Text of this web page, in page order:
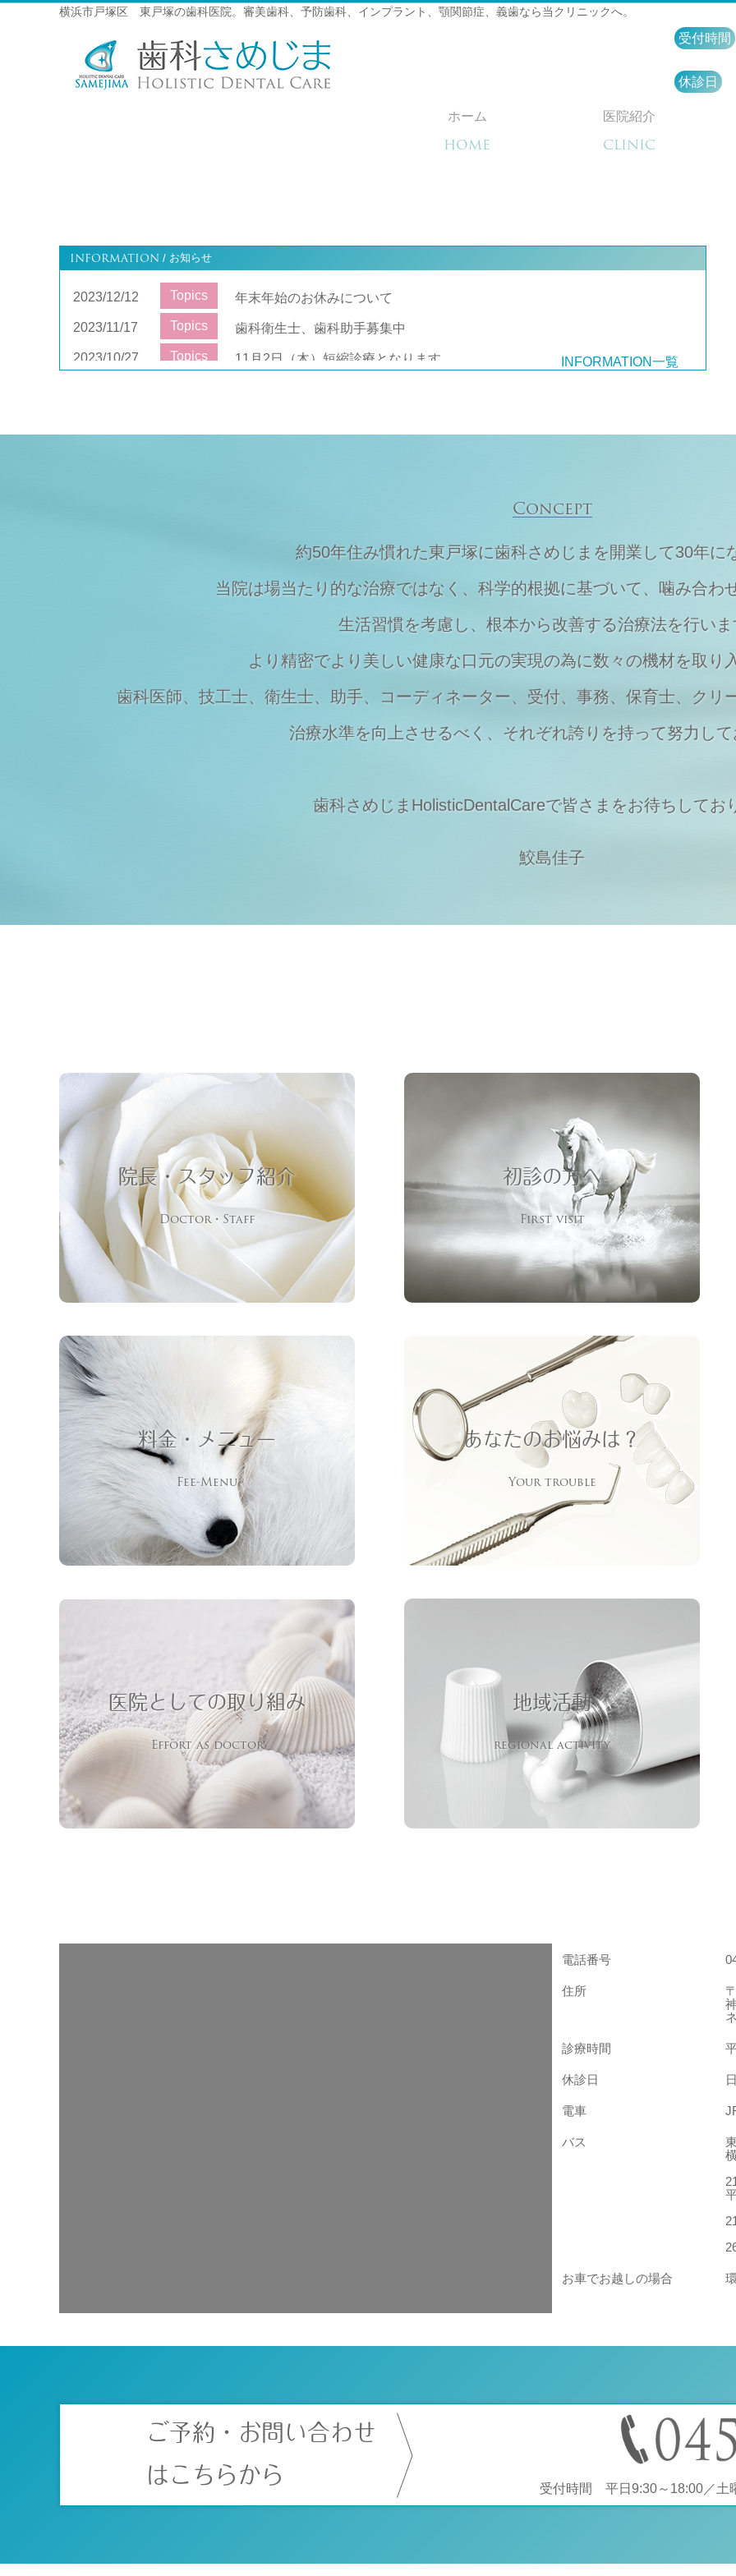
横浜市戸塚区 東戸塚の歯科医院。審美歯科、予防歯科、インプラント、顎関節症、義歯なら当クリニックへ。
受付時間
休診日
ホーム
HOME
医院紹介
CLINIC
INFORMATION / お知らせ
2023/12/12 Topics 年末年始のお休みについて
2023/11/17 Topics 歯科衛生士、歯科助手募集中
2023/10/27 Topics 11月2日（木）短縮診療となります。 INFORMATION一覧
Concept
約50年住み慣れた東戸塚に歯科さめじまを開業して30年に
当院は場当たり的な治療ではなく、 科学的根拠に基づいて、 噛み合わ
生活習慣を考慮し、 根本から改善する治療法を行い
より精密でより美しい健康な口元の実現の為に数々の機材を取り
歯科医師、技工士、衛生士、助手、
コーディネーター、受付、事務、保育士、 クリ
治療水準を向上させるべく、それぞれ誇りを持って努力し
歯科さめじまHolisticDentalCareで皆さまをお待ちしてお
鮫島佳子
院長・スタッフ紹介
Doctor・Staff
初診の方へ
First visit
料金・メニュー
Fee-Menu
あなたのお悩みは？
Your trouble
医院としての取り組み
Effort as doctor
地域活動
regional activity
電話番号
住所
診療時間
休診日
電車
バス
お車でお越しの場合
ご予約・お問い合わせ
はこちらから
受付時間 平日9:30～18:00／土